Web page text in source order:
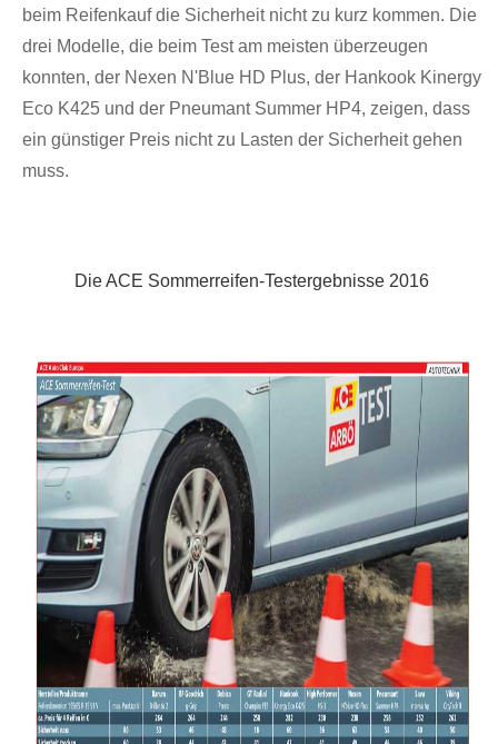
beim Reifenkauf die Sicherheit nicht zu kurz kommen. Die
drei Modelle, die beim Test am meisten überzeugen
konnten, der Nexen N'Blue HD Plus, der Hankook Kinergy
Eco K425 und der Pneumant Summer HP4, zeigen, dass
ein günstiger Preis nicht zu Lasten der Sicherheit gehen
muss.
Die ACE Sommerreifen-Testergebnisse 2016